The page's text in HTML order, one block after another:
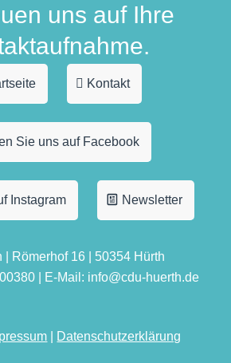
uns auf Ihre
Kontakt
Sie uns auf Facebook
Instagram Newsletter
| Römerhof 16 | 50354 Hürth
| E-Mail: info@cdu-huerth.de
Datenschutzerklärung